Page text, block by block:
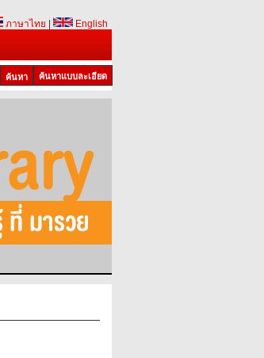
ภาษาไทย
English
ค้นหาแบบละเอียด